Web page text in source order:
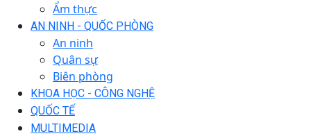
Ẩm thực
AN NINH - QUỐC PHÒNG
An ninh
Quân sự
Biên phòng
KHOA HỌC - CÔNG NGHỆ
QUỐC TẾ
MULTIMEDIA